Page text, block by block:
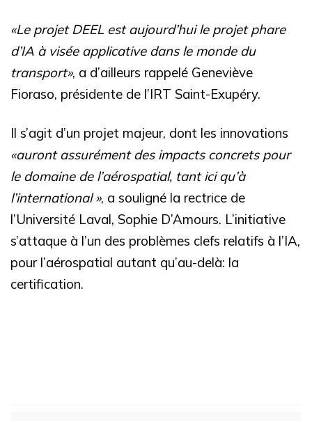
«Le projet DEEL est aujourd’hui le projet phare
d’IA à visée applicative dans le monde du
transport», a d’ailleurs rappelé Geneviève
Fioraso, présidente de l’IRT Saint-Exupéry.
Il s’agit d’un projet majeur, dont les innovations
«auront assurément des impacts concrets pour
le domaine de l’aérospatial, tant ici qu’à
l’international », a souligné la rectrice de
l’Université Laval, Sophie D’Amours. L’initiative
s’attaque à l’un des problèmes clefs relatifs à l’IA,
pour l’aérospatial autant qu’au-delà: la
certification.